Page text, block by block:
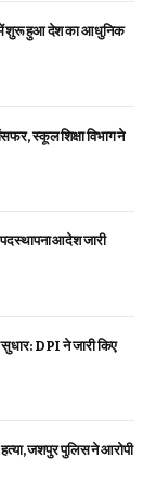
में शुरू हुआ देश का आधुनिक
स्कूल शिक्षा विभाग ने
आदेश जारी
सुधार: DPI ने जारी किए
जशपुर पुलिस ने आरोपी